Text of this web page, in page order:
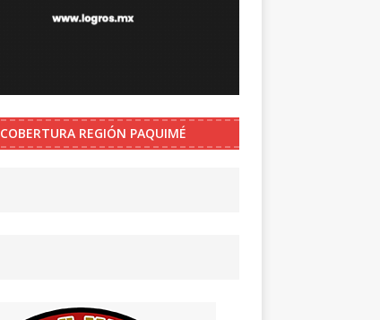
COBERTURA REGIÓN PAQUIMÉ